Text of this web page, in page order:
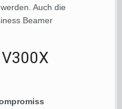
Auch die
Beamer